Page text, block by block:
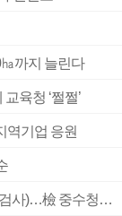
까지 늘린다
육청 ‘쩔쩔’
역기업 응원
■ 검사 신분 버리고 직급하향(10년 이하 저연차 검사)…檢 중수청행 기피